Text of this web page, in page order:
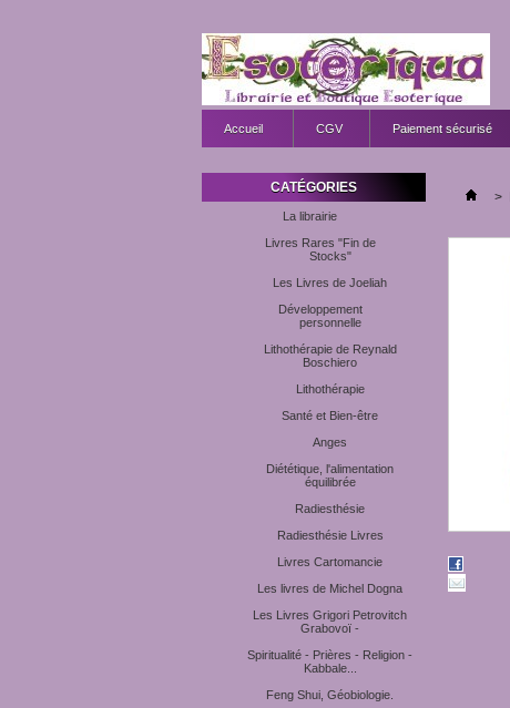
Accueil CGV Paiement sécurisé
CATÉGORIES
La librairie
Livres Rares "Fin de
Stocks"
Les Livres de Joeliah
Développement
personnelle
Lithothérapie de Reynald
Boschiero
Lithothérapie
Santé et Bien-être
Anges
Diététique, l'alimentation
équilibrée
Radiesthésie
Radiesthésie Livres
Livres Cartomancie
Les livres de Michel Dogna
Les Livres Grigori Petrovitch
Grabovoï -
Spiritualité - Prières - Religion -
Kabbale...
Feng Shui, Géobiologie.
>